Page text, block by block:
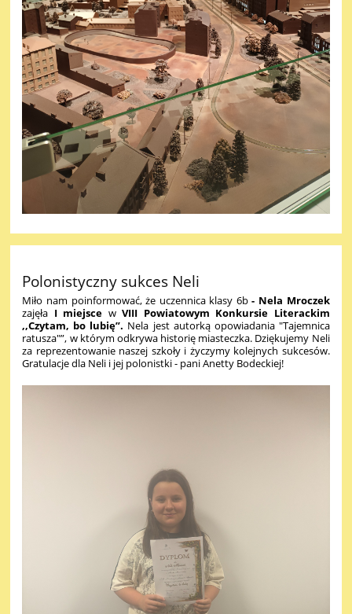
Polonistyczny sukces Neli
Miło nam poinformować, że uczennica klasy 6b- Nela Mroczek
zajęła I miejsce wVIII Powiatowym Konkursie Literackim
,,Czytam, bo lubię”. Nela jest autorką opowiadania "Tajemnica
ratusza"”, w którym odkrywa historię miasteczka. Dziękujemy Neli
za reprezentowanie naszej szkoły i życzymy kolejnych sukcesów.
Gratulacje dla Neli i jej polonistki - pani Anetty Bodeckiej!